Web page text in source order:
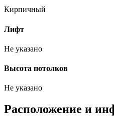
Кирпичный
Лифт
Не указано
Высота потолков
Не указано
Расположение и